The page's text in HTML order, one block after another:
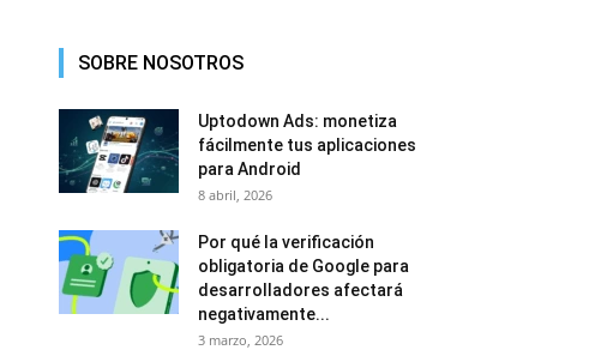
SOBRE NOSOTROS
Uptodown Ads: monetiza
fácilmente tus aplicaciones
para Android
8 abril, 2026
Por qué la verificación
obligatoria de Google para
desarrolladores afectará
negativamente...
3 marzo, 2026